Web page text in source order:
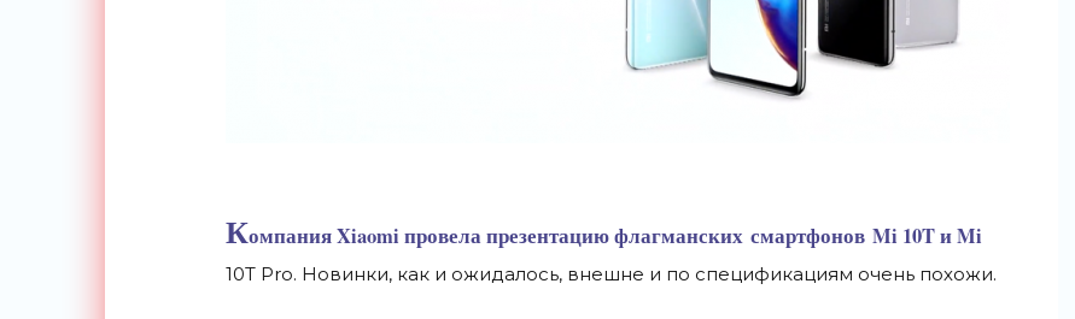
Компания Xiaomi провела презентацию флагманских смартфонов Mi 10T и Mi
10T Pro. Новинки, как и ожидалось, внешне и по спецификациям очень похожи.